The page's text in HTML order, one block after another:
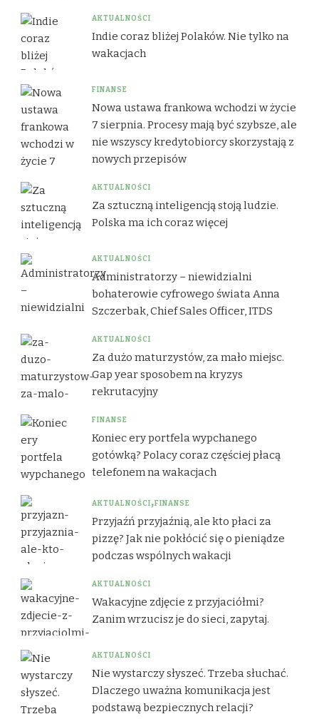
AKTUALNOŚCI
Indie coraz bliżej Polaków. Nie tylko na
wakacjach
FINANSE
Nowa ustawa frankowa wchodzi w życie
7 sierpnia. Procesy mają być szybsze, ale
nie wszyscy kredytobiorcy skorzystają z
nowych przepisów
AKTUALNOŚCI
Za sztuczną inteligencją stoją ludzie.
Polska ma ich coraz więcej
AKTUALNOŚCI
Administratorzy – niewidzialni
bohaterowie cyfrowego świata Anna
Szczerbak, Chief Sales Officer, ITDS
AKTUALNOŚCI
Za dużo maturzystów, za mało miejsc.
Gap year sposobem na kryzys
rekrutacyjny
FINANSE
Koniec ery portfela wypchanego
gotówką? Polacy coraz częściej płacą
telefonem na wakacjach
AKTUALNOŚCI FINANSE
Przyjaźń przyjaźnią, ale kto płaci za
pizzę? Jak nie pokłócić się o pieniądze
podczas wspólnych wakacji
AKTUALNOŚCI
Wakacyjne zdjęcie z przyjaciółmi?
Zanim wrzucisz je do sieci, zapytaj.
AKTUALNOŚCI
Nie wystarczy słyszeć. Trzeba słuchać.
Dlaczego uważna komunikacja jest
podstawą bezpiecznych relacji?